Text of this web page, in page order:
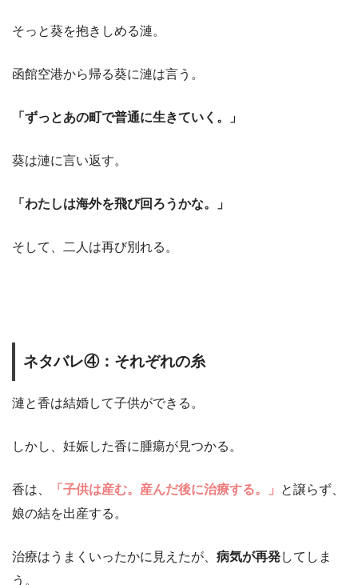
そっと葵を抱きしめる漣。
函館空港から帰る葵に漣は言う。
「ずっとあの町で普通に生きていく。」
葵は漣に言い返す。
「わたしは海外を飛び回ろうかな。」
そして、二人は再び別れる。
ネタバレ④：それぞれの糸
漣と香は結婚して子供ができる。
しかし、妊娠した香に腫瘍が見つかる。
香は、 「子供は産む。産んだ後に治療する。」
と譲らず、
娘の結を出産する。
治療はうまくいったかに見えたが、 病気が再発してしま
う。